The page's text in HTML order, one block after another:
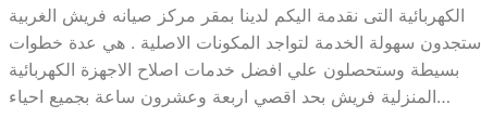
الكهربائية التى نقدمة اليكم لدينا بمقر مركز صيانه فريش الغربية
ستجدون سهولة الخدمة لتواجد المكونات الاصلية . هي عدة خطوات
بسيطة وستحصلون علي افضل خدمات اصلاح الاجهزة الكهربائية
المنزلية فريش بحد اقصي اربعة وعشرون ساعة بجميع احياء…